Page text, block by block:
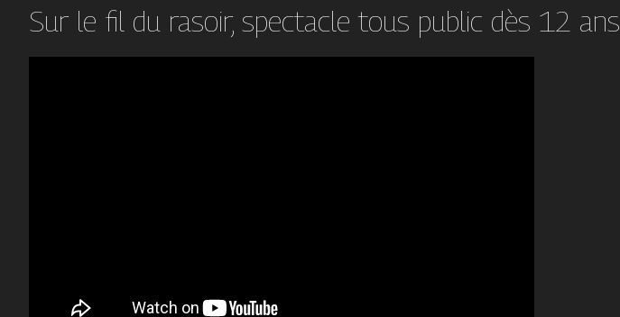
Sur le fil du rasoir, spectacle tous public dès 12 ans